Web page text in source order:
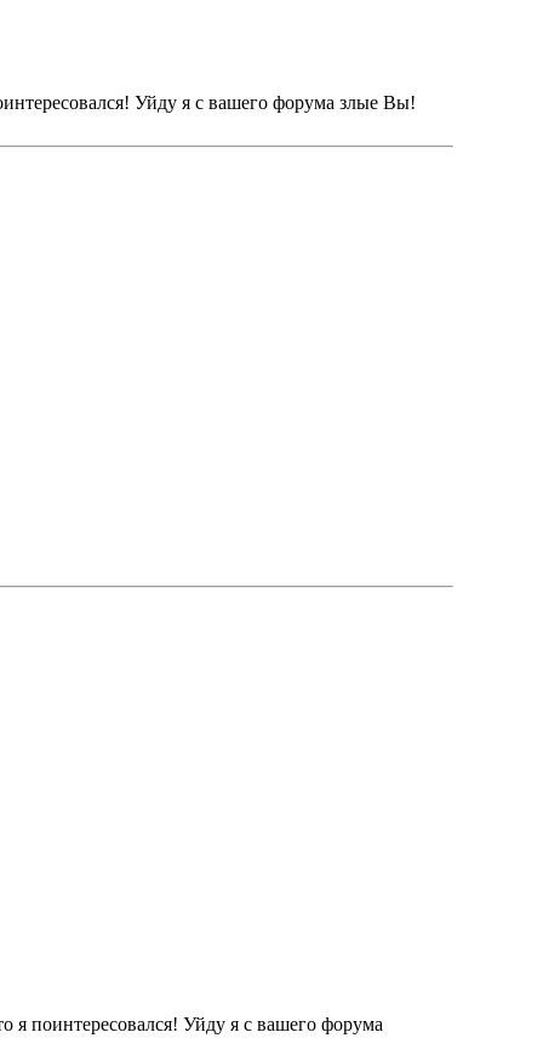
Уйду я с вашего форума злые Вы!
я поинтересовался! Уйду я с вашего форума